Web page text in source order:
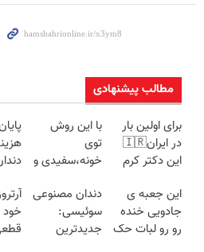
مطالب پیشنهادی
برای اولین بار
در ایران🇮🇷
این دکتر کرم
روزه ساخت!
با این روش
توی
خونه،سفیدی و
برگردون
(40%off)
این جعبه ی
جادویی خنده
رو رو لبات حک
دندان مصنوعی
سوئیسی:
جدیدترین
خود